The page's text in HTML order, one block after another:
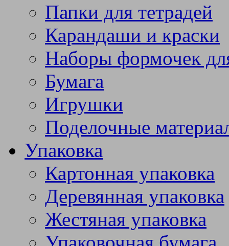
Папки для тетрадей
Карандаши и краски
Наборы формочек
Бумага
Игрушки
Поделочные
Упаковка
Картонная упаковка
Деревянная упаковка
Жестяная упаковка